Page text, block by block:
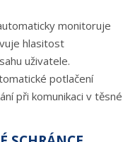
monitoruje
hlasitost
uživatele.
potlačení
při komunikaci v těsné